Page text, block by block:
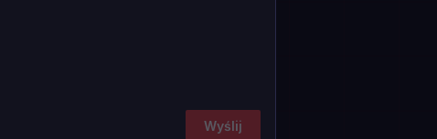
Wyślij